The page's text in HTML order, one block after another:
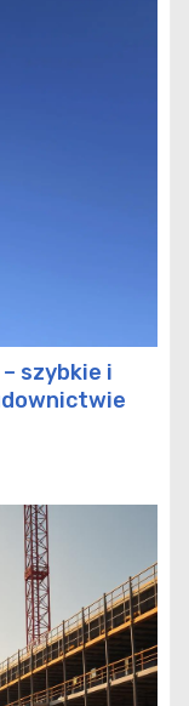
szybkie i